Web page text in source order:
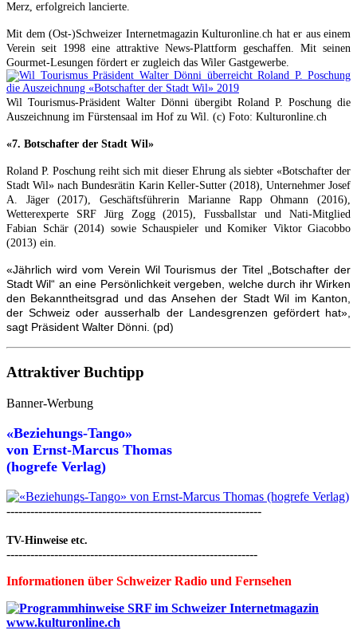
Merz, erfolgreich lancierte.
Mit dem (Ost-)Schweizer Internetmagazin Kulturonline.ch hat er aus einem
Verein seit 1998 eine attraktive News-Plattform geschaffen. Mit seinen
Gourmet-Lesungen fördert er zugleich das Wiler Gastgewerbe.
Wil Tourismus-Präsident Walter Dönni übergibt Roland P. Poschung die
Auszeichnung im Fürstensaal im Hof zu Wil. (c) Foto: Kulturonline.ch
«7. Botschafter der Stadt Wil»
Roland P. Poschung reiht sich mit dieser Ehrung als siebter «Botschafter der
Stadt Wil» nach Bundesrätin Karin Keller-Sutter (2018), Unternehmer Josef
A. Jäger (2017), Geschäftsführerin Marianne Rapp Ohmann (2016),
Wetterexperte SRF Jürg Zogg (2015), Fussballstar und Nati-Mitglied
Fabian Schär (2014) sowie Schauspieler und Komiker Viktor Giacobbo
(2013) ein.
«Jährlich wird vom Verein Wil Tourismus der Titel „Botschafter der
Stadt Wil“ an eine Persönlichkeit vergeben, welche durch ihr Wirken
den Bekanntheitsgrad und das Ansehen der Stadt Wil im Kanton,
der Schweiz oder ausserhalb der Landesgrenzen gefördert hat»,
sagt Präsident Walter Dönni. (pd)
Attraktiver Buchtipp
Banner-Werbung
«Beziehungs-Tango»
von Ernst-Marcus Thomas
(hogrefe Verlag)
----------------------------------------------------------------
TV-Hinweise etc.
---------------------------------------------------------------
Informationen über Schweizer Radio und Fernsehen